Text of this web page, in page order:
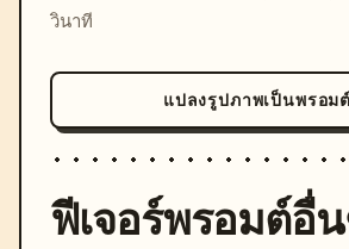
วินาที
แปลงรูปภาพเป็นพรอมต์
ฟีเจอร์พรอมต์อื่